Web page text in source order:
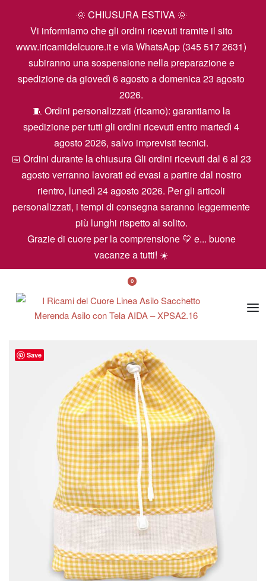
🌞 CHIUSURA ESTIVA 🌞
Vi informiamo che gli ordini ricevuti tramite il sito
www.iricamidelcuore.it e via WhatsApp (345 517 2631)
subiranno una sospensione nella preparazione e
spedizione da giovedì 6 agosto a domenica 23 agosto
2026.
🧵 Ordini personalizzati (ricamo): garantiamo la
spedizione per tutti gli ordini ricevuti entro martedì 4
agosto 2026, salvo imprevisti tecnici.
📅 Ordini durante la chiusura Gli ordini ricevuti dal 6 al 23
agosto verranno lavorati ed evasi a partire dal nostro
rientro, lunedì 24 agosto 2026. Per gli articoli
personalizzati, i tempi di consegna saranno leggermente
più lunghi rispetto al solito.
Grazie di cuore per la comprensione 💛 e... buone
vacanze a tutti! ☀️
0
Save